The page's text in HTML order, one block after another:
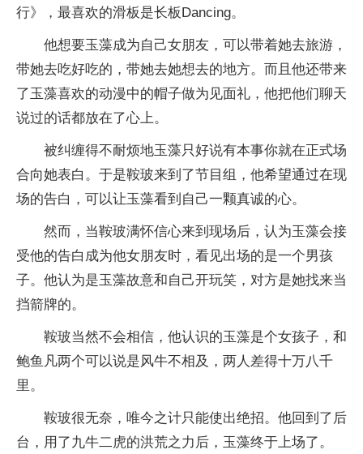
行》，最喜欢的滑板是长板Dancing。
他想要玉藻成为自己女朋友，可以带着她去旅游，
带她去吃好吃的，带她去她想去的地方。而且他还带来
了玉藻喜欢的动漫中的帽子做为见面礼，他把他们聊天
说过的话都放在了心上。
被纠缠得不耐烦地玉藻只好说有本事你就在正式场
合向她表白。于是鞍玻来到了节目组，他希望通过在现
场的告白，可以让玉藻看到自己一颗真诚的心。
然而，当鞍玻满怀信心来到现场后，认为玉藻会接
受他的告白成为他女朋友时，看见出场的是一个男孩
子。他认为是玉藻故意和自己开玩笑，对方是她找来当
挡箭牌的。
鞍玻当然不会相信，他认识的玉藻是个女孩子，和
鲍鱼凡两个可以说是风牛不相及，两人差得十万八千
里。
鞍玻很无奈，唯今之计只能使出绝招。他回到了后
台，用了九牛二虎的洪荒之力后，玉藻终于上场了。